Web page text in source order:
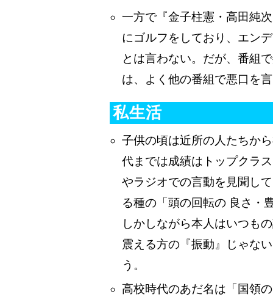
一方で『金子柱憲・高田純
にゴルフをしており、エン
とは言わない。だが、番組
は、よく他の番組で悪口を
私生活
子供の頃は近所の人たちか
代までは成績はトップクラ
やラジオでの言動を見聞し
る種の「頭の回転の 良さ・
しかしながら本人はいつも
震える方の『振動』じゃな
う。
高校時代のあだ名は「国領